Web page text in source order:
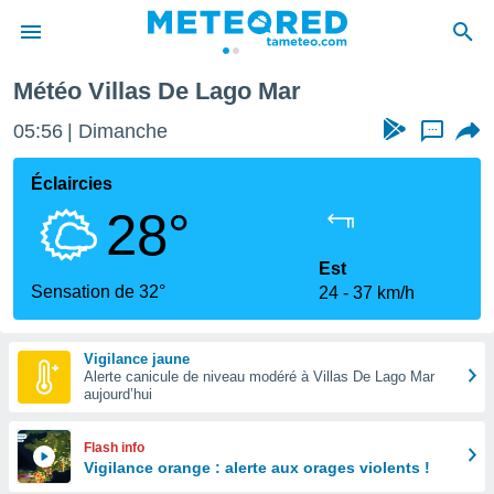
de
Météo Villas De Lago Mar
05:56 Dimanche ...
Éclaircies
28°
Sensation de 32°
Est
24
37 km/h
Vigilance jaune
Alerte canicule de niveau modéré à Villas De Lago Mar
aujourd’hui
Flash info
Vigilance orange : alerte aux orages violents !